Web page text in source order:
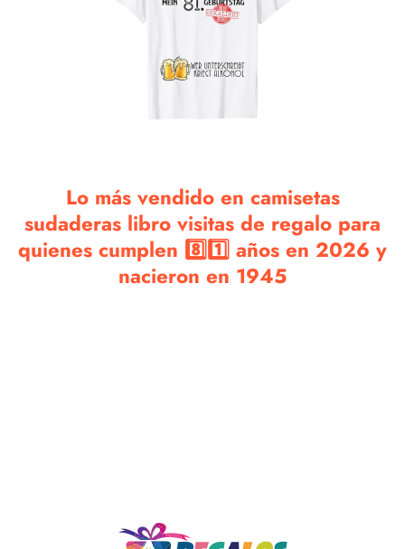
Lo más vendido en camisetas
sudaderas libro visitas de regalo para
quienes cumplen 8️⃣1️⃣ años en 2026 y
nacieron en 1945